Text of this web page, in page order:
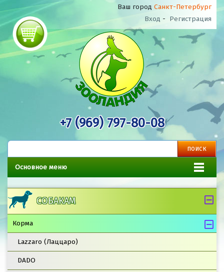
Ваш город Санкт-Петербург
Вход - Регистрация
+7 (969) 797-80-08
Основное меню
СОБАКАМ
Корма
Lazzaro (Лаццаро)
DADO